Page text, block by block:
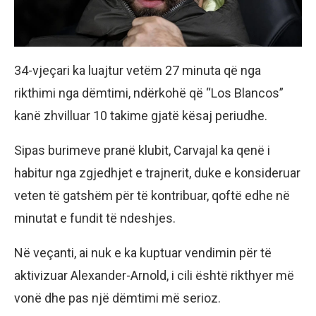
34-vjeçari ka luajtur vetëm 27 minuta që nga
rikthimi nga dëmtimi, ndërkohë që “Los Blancos”
kanë zhvilluar 10 takime gjatë kësaj periudhe.
Sipas burimeve pranë klubit, Carvajal ka qenë i
habitur nga zgjedhjet e trajnerit, duke e konsideruar
veten të gatshëm për të kontribuar, qoftë edhe në
minutat e fundit të ndeshjes.
Në veçanti, ai nuk e ka kuptuar vendimin për të
aktivizuar Alexander-Arnold, i cili është rikthyer më
vonë dhe pas një dëmtimi më serioz.